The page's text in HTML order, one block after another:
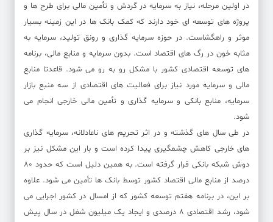
در اولین مرحله، نیاز به سرمایه در گردش و تأمین مالی برای طرح ها و
پروژه های توسعه ای خود دارند که کمک بانک ها در این زمینه بسیار
موثر و راهگشاست. در حوزه سرمایه گذاری و رونق تولید، سرمایه به
مثابه خون در رگ های اقتصاد است. بدون سرمایه و منابع مالی، برنامه
های توسعه اقتصادی کشور با مشکل رو به رو می شود. قاعدتا منابع
مالی و سرمایه مورد نیاز برای فعالیت های اقتصادی از سه منبع بازار
سرمایه، منابع بانکی و سرمایه گذاری و تأمین مالی خارجی انجام می
شود.
در طی سال های گذشته و در اثر تحریم های ناعادلانه، سرمایه گذاری
های خارجی کاهش چشمگیری پیدا کرده است و بار این مشکل نیز بر
دوش شبکه بانکی قرار گرفته است. به همین دلیل است که حدود 80
درصد از منابع مالی اقتصاد کشور توسط بانک ها تأمین می شود. علاوه
بر این، در برنامه هفتم توسعه کشور که از امسال در کشور اجرایی می
شود، رشد اقتصادی 8 درصدی و ایجاد یک میلیون شغل در سال پیش